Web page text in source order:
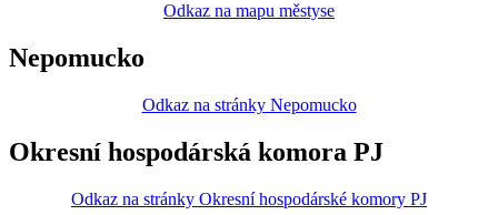
Odkaz na mapu městyse
Nepomucko
Odkaz na stránky Nepomucko
Okresní hospodárská komora PJ
Odkaz na stránky Okresní hospodárské komory PJ